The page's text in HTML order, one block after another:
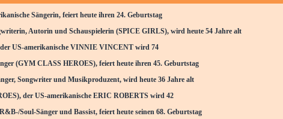
Sängerin, feiert heute ihren 24. Geburtstag
Autorin und Schauspielerin(SPICE GIRLS), wird heute 54 Jahre alt
US-amerikanische VINNIE VINCENT wird 74
(GYM CLASS HEROES), feiert heute ihren 45. Geburtstag
Songwriter und Musikproduzent, wird heute 36 Jahre alt
, der US-amerikanische ERIC ROBERTS wird 42
Soul-Sänger und Bassist, feiert heute seinen 68. Geburtstag